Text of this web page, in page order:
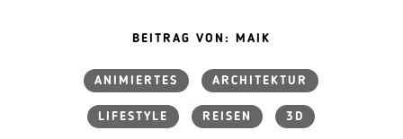
BEITRAG VON: MAIK
ANIMIERTES ARCHITEKTUR
LIFESTYLE REISEN 3D